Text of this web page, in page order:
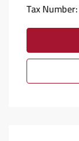
Tax Number: